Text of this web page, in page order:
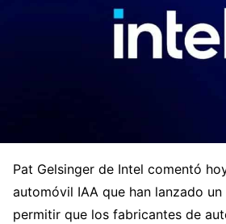
Pat Gelsinger de Intel comentó
automóvil IAA que han lanzado
permitir que los fabricantes de